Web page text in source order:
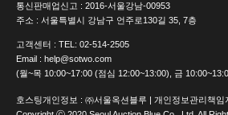
통신판매업신고 : 2016-서울강남-00953
주소 : 서울특별시 강남구 언주로130길 35, 7층
고객센터 : TEL: 02-514-2505
Email : help@sotwo.com
(월~목 10:00~17:00 (점심 12:00~13:00), 금
호스팅개인정보 : ㈜서울옥션블루 | 개인정보관리책임